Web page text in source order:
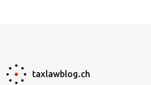
taxlawblog.ch